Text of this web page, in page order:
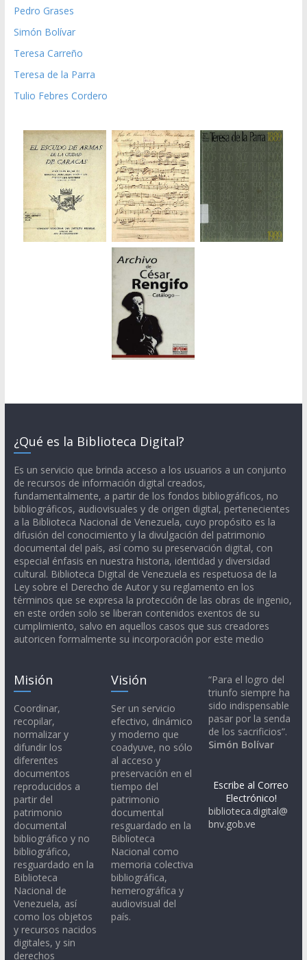
Pedro Grases
Simón Bolívar
Teresa Carreño
Teresa de la Parra
Tulio Febres Cordero
¿Qué es la Biblioteca Digital?
Es un servicio que brinda acceso a los usuarios a un conjunto
de recursos de información digital creados,
fundamentalmente, a partir de los fondos bibliográficos, no
bibliográficos, audiovisuales y de origen digital, pertenecientes
a la Biblioteca Nacional de Venezuela, cuyo propósito es la
difusión del conocimiento y la divulgación del patrimonio
documental del país, así como su preservación digital, con
especial énfasis en nuestra historia, identidad y diversidad
cultural. Biblioteca Digital de Venezuela es respetuosa de la
Ley sobre el Derecho de Autor y su reglamento en los
términos que se expresa la protección de las obras de ingenio,
en este orden solo se liberan contenidos exentos de su
cumplimiento, salvo en aquellos casos que sus creadores
autoricen formalmente su incorporación por este medio
Misión
Coordinar,
recopilar,
normalizar y
difundir los
diferentes
documentos
reproducidos a
partir del
patrimonio
documental
bibliográfico y no
bibliográfico,
resguardado en la
Biblioteca
Nacional de
Venezuela, así
como los objetos
y recursos nacidos
digitales, y sin
derechos
Visión
Ser un servicio
efectivo, dinámico
y moderno que
coadyuve, no sólo
al acceso y
preservación en el
tiempo del
patrimonio
documental
resguardado en la
Biblioteca
Nacional como
memoria colectiva
bibliográfica,
hemerográfica y
audiovisual del
país.
“Para el logro del
triunfo siempre ha
sido indispensable
pasar por la senda
de los sacrificios”.
Simón Bolívar
Escribe al Correo
Electrónico!
biblioteca.digital@
bnv.gob.ve